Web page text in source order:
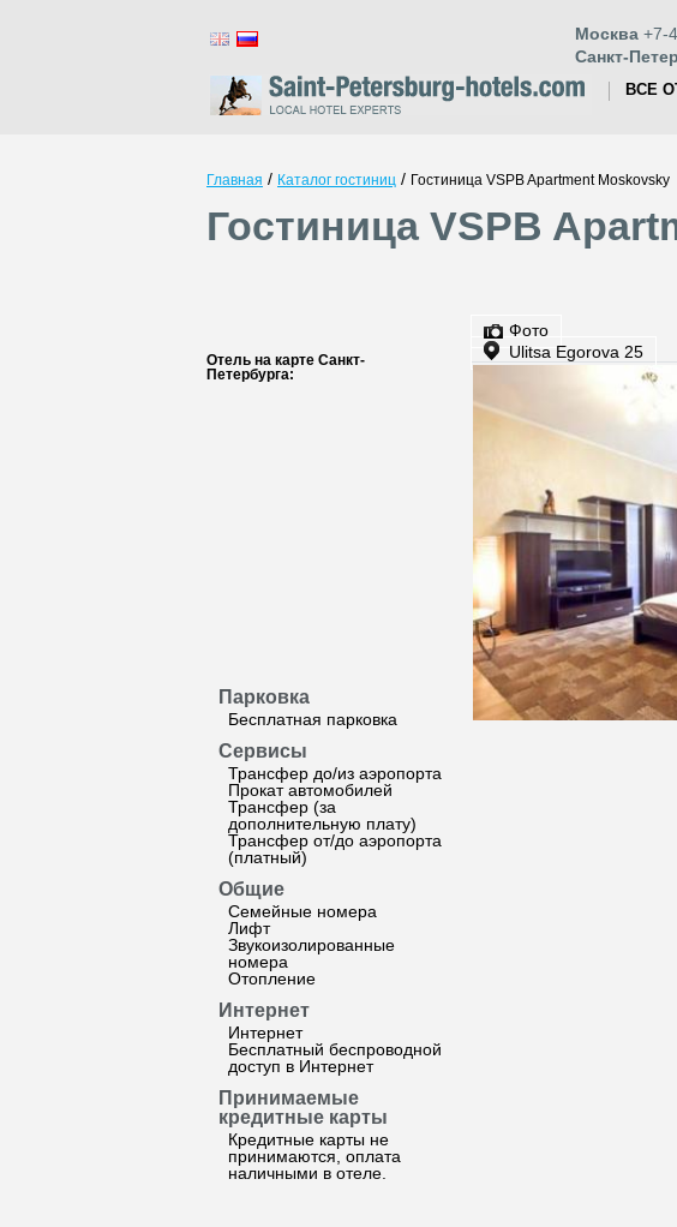
Москва +7-
Санкт-
ВСЕ
Главная / Каталог гостиниц / Гостиница VSPB Apartment Moskovsky
Гостиница VSPB
Отель на карте Санкт-
Петербурга:
Парковка
Бесплатная парковка
Сервисы
Трансфер до/из аэропорта
Прокат автомобилей
Трансфер (за
дополнительную плату)
Трансфер от/до аэропорта
(платный)
Общие
Семейные номера
Лифт
Звукоизолированные
номера
Отопление
Интернет
Интернет
Бесплатный беспроводной
доступ в Интернет
Принимаемые
кредитные карты
Кредитные карты не
принимаются, оплата
наличными в отеле.
Фото
Ulitsa Egorova 25